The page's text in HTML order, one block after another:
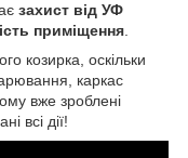
захист від УФ
приміщення
козирка, оскільки
каркас
вже зроблені
всі дії!